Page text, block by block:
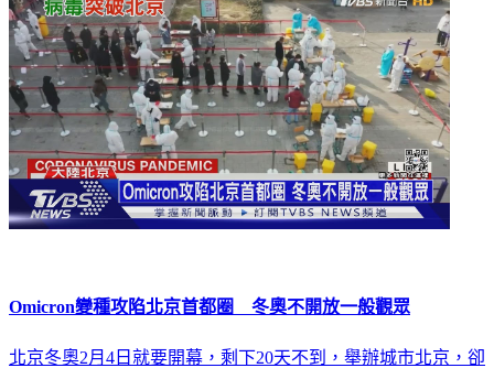
Omicron變種攻陷北京首都圈 冬奧不開放一般觀眾
北京冬奧2月4日就要開幕，剩下20天不到，舉辦城市北京，卻